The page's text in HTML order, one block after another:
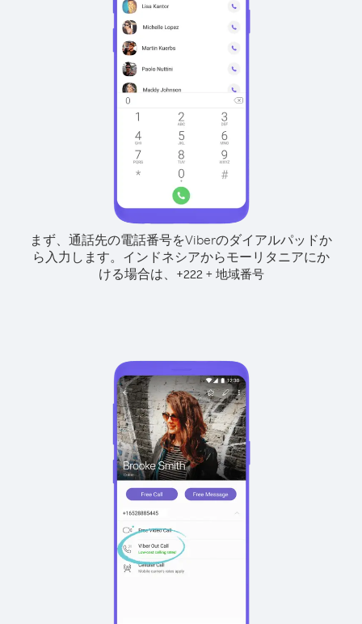
まず、通話先の電話番号をViberのダイアルパッドか
ら入力します。 インドネシアからモーリタニアにか
ける場合は、
+222+ 地域番号